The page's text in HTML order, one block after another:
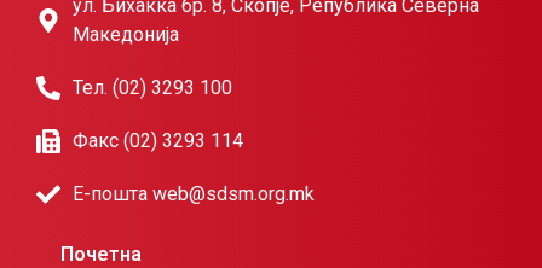
ул. Бихаќка бр. 8, Скопје, Република Северна
Македонија
Тел. (02) 3293 100
Факс (02) 3293 114
Е-пошта web@sdsm.org.mk
Почетна